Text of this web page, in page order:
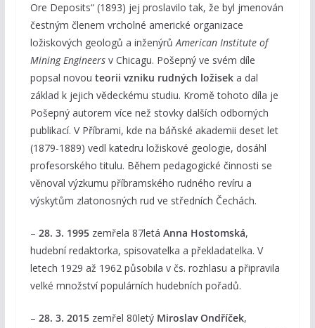
Ore Deposits“ (1893) jej proslavilo tak, že byl jmenován
čestným členem vrcholné americké organizace
ložiskových geologů a inženýrůAmerican Institute of
Mining Engineers v Chicagu. Pošepný ve svém díle
popsal novou teorii vzniku rudných ložiseka dal
základ k jejich vědeckému studiu. Kromě tohoto díla je
Pošepný autorem více než stovky dalších odborných
publikací. V Příbrami, kde na báňské akademii deset let
(1879-1889) vedl katedru ložiskové geologie, dosáhl
profesorského titulu. Během pedagogické činnosti se
věnoval výzkumu příbramského rudného revíru a
výskytům zlatonosných rud ve středních Čechách.
– 28. 3. 1995 zemřela 87letá Anna Hostomská,
hudební redaktorka, spisovatelka a překladatelka. V
letech 1929 až 1962 působila v čs. rozhlasu a připravila
velké množství populárních hudebních pořadů.
– 28. 3. 2015zemřel 80letý Miroslav Ondříček,